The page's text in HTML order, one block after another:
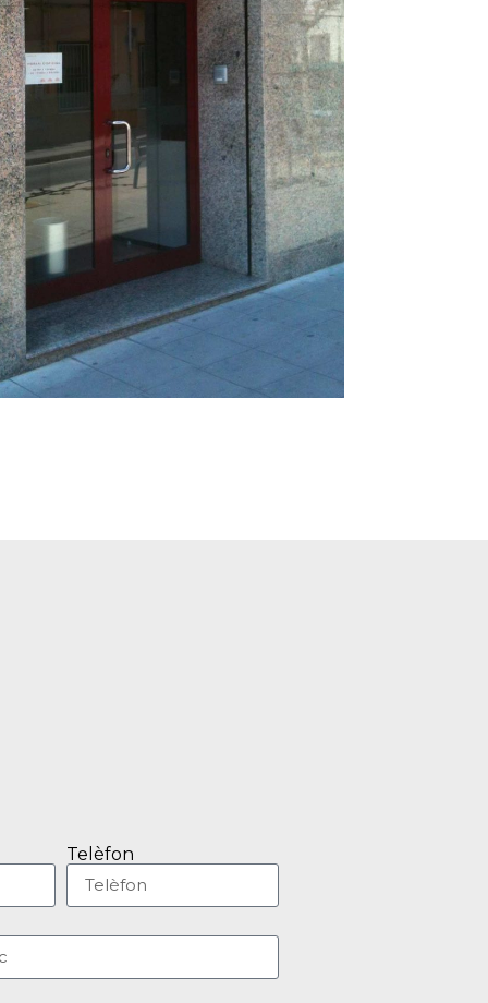
Telèfon